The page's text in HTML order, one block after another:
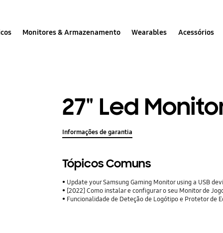
Monitores & Armazenamento Wearables Acessórios
27" Led
Informações de garantia
Tópicos Comuns
Update your Samsung Gaming Monitor using a USB
[2022] Como instalar e configurar o seu Monitor de
Funcionalidade de Deteção de Logótipo e Protetor de